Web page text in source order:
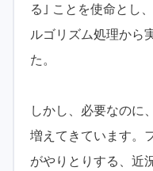
る｣ ことを使命とし
ルゴリズム処理から
た。
しかし、必要なのに
増えてきています。
がやりとりする、近